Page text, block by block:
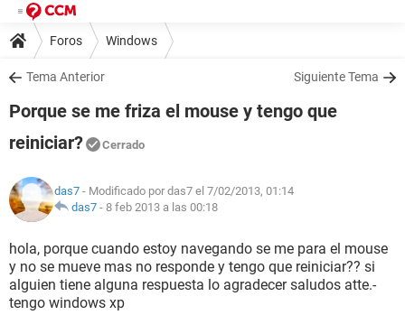
Foros Windows
Tema Anterior Siguiente Tema
Porque se me friza el mouse y tengo que
reiniciar?
Cerrado
das7 - Modificado por das7 el 7/02/2013, 01:14
das7 - 8 feb 2013 a las 00:18
hola, porque cuando estoy navegando se me para el mouse
y no se mueve mas no responde y tengo que reiniciar?? si
alguien tiene alguna respuesta lo agradecer saludos atte.-
tengo windows xp